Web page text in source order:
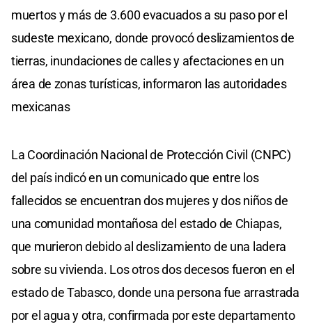
muertos y más de 3.600 evacuados a su paso por el
sudeste mexicano, donde provocó deslizamientos de
tierras, inundaciones de calles y afectaciones en un
área de zonas turísticas, informaron las autoridades
mexicanas
La Coordinación Nacional de Protección Civil (CNPC)
del país indicó en un comunicado que entre los
fallecidos se encuentran dos mujeres y dos niños de
una comunidad montañosa del estado de Chiapas,
que murieron debido al deslizamiento de una ladera
sobre su vivienda. Los otros dos decesos fueron en el
estado de Tabasco, donde una persona fue arrastrada
por el agua y otra, confirmada por este departamento